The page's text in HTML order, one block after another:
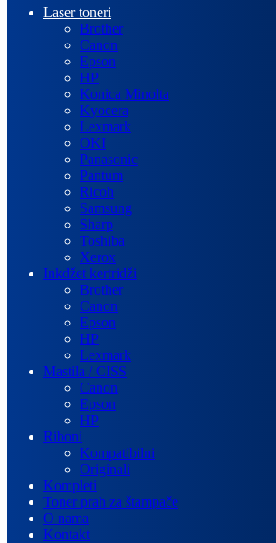
Laser toneri
Brother
Canon
Epson
HP
Konica Minolta
Kyocera
Lexmark
OKI
Panasonic
Pantum
Ricoh
Samsung
Sharp
Toshiba
Xerox
Inkdžet kertridži
Brother
Canon
Epson
HP
Lexmark
Mastila / CISS
Canon
Epson
HP
Riboni
Kompatibilni
Originali
Kompleti
Toner prah za štampače
O nama
Kontakt